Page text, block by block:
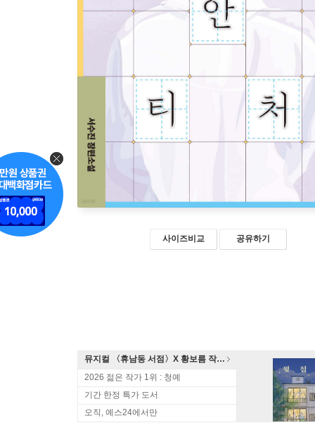
사이즈비교 공유하기
뮤지컬 〈휴남동 서점〉X 황보름 작가 북토크
2026 젊은 작가 1위 : 청예
기간 한정 특가 도서
오직, 예스24에서만